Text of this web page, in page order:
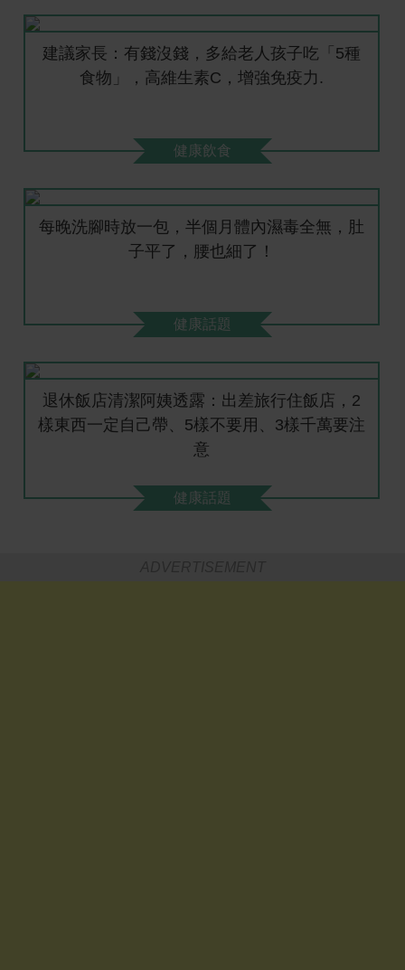
建議家長：有錢沒錢，多給老人孩子吃「5種
食物」，高維生素C，增強免疫力.
健康飲食
每晚洗腳時放一包，半個月體內濕毒全無，肚
子平了，腰也細了！
健康話題
退休飯店清潔阿姨透露：出差旅行住飯店，2
樣東西一定自己帶、5樣不要用、3樣千萬要注
意
健康話題